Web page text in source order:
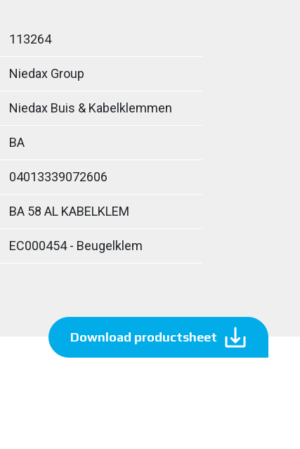
113264
Niedax Group
Niedax Buis & Kabelklemmen
BA
04013339072606
BA 58 AL KABELKLEM
EC000454 - Beugelklem
Download productsheet